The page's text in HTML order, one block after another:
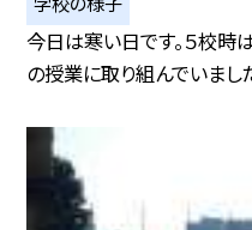
今日は寒い日です。５校時
の授業に取り組んでいまし